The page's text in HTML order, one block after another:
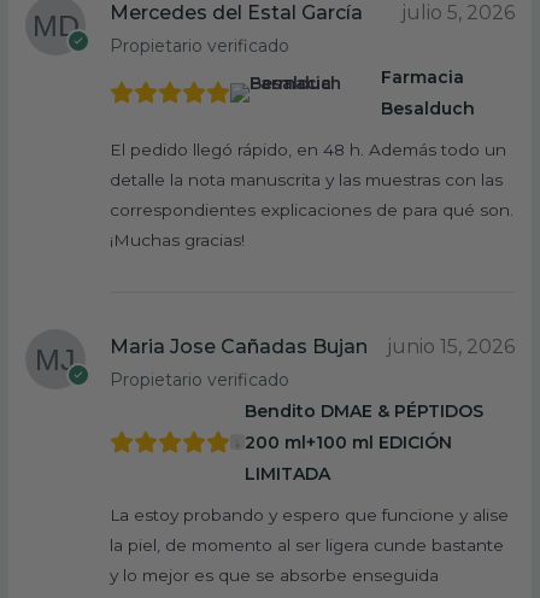
Mercedes del Estal García
Propietario verificado
julio 5, 2026
Farmacia
Besalduch
El pedido llegó rápido, en 48 h. Además todo un
detalle la nota manuscrita y las muestras con las
correspondientes explicaciones de para qué son.
¡Muchas gracias!
Maria Jose Cañadas Bujan
Propietario verificado
junio 15, 2026
Bendito DMAE & PÉPTIDOS
200 ml+100 ml EDICIÓN
LIMITADA
La estoy probando y espero que funcione y alise
la piel, de momento al ser ligera cunde bastante
y lo mejor es que se absorbe enseguida